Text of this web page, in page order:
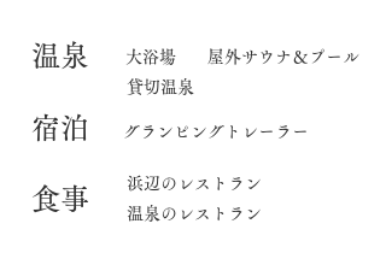
​温泉 大浴場
屋外サウナ＆プール
貸切温泉
宿泊 グランピングトレーラー
食事
​浜辺のレストラン
温泉のレストラン